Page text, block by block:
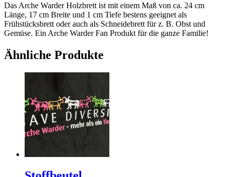
Das Arche Warder Holzbrett ist mit einem Maß von ca. 24 cm
Länge, 17 cm Breite und 1 cm Tiefe bestens geeignet als
Frühstücksbrett oder auch als Schneidebrett für z. B. Obst und
Gemüse. Ein Arche Warder Fan Produkt für die ganze Familie!
Ähnliche Produkte